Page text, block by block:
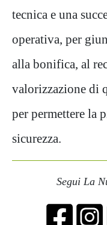
tecnica e una
operativa, per
alla bonifica, al
valorizzazione di
per permettere la
sicurezza.
Segui La